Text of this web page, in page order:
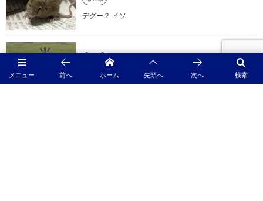
デグー？ イソ
シママ イソ
メニュー 検索
前へ ホーム 先頭へ 次へ